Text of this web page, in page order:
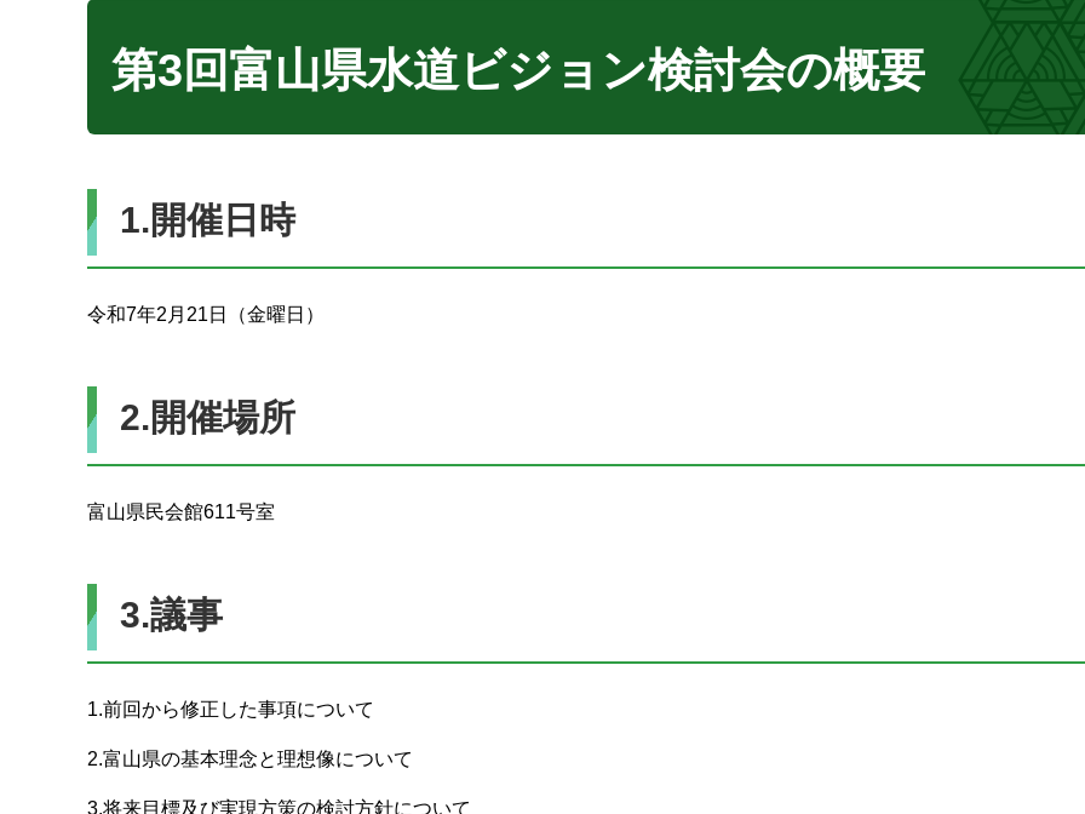
第3回富山県水道ビジョン検討会の概要
1.開催日時
令和7年2月21日（金曜日）
2.開催場所
富山県民会館611号室
3.議事
1.前回から修正した事項について
2.富山県の基本理念と理想像について
3.将来目標及び実現方策の検討方針について